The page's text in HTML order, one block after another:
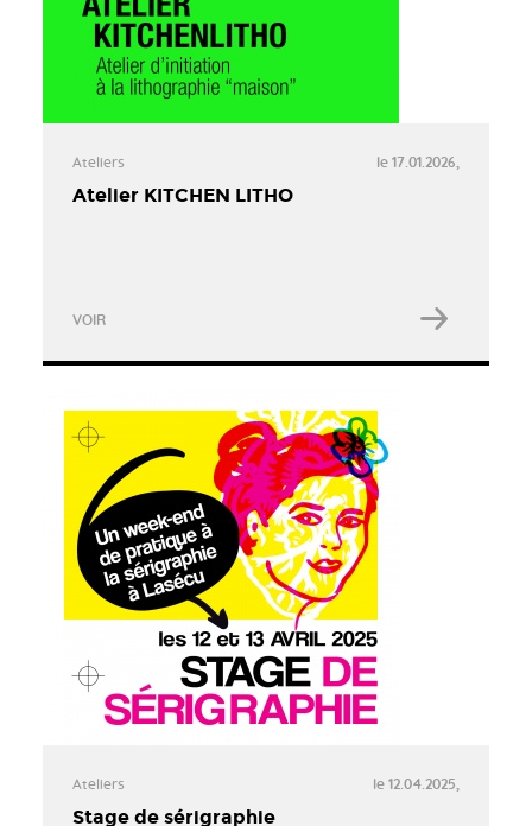
Ateliers le 17.01.2026,
Atelier KITCHEN LITHO
VOIR
Ateliers le 12.04.2025,
Stage de sérigraphie